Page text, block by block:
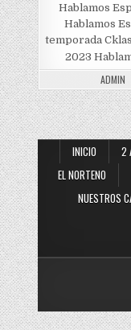
Hablamos
Hablamos
temporada
2023
ADMIN
INICIO 2
EL NORTENO
NUESTROS